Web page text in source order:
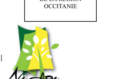
|